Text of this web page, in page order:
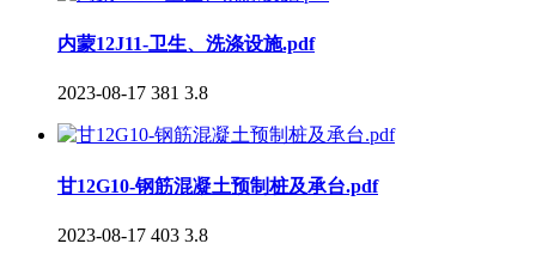
内蒙12J11-卫生、洗涤设施.pdf
2023-08-17 381 3.8
甘12G10-钢筋混凝土预制桩及承台.pdf
2023-08-17 403 3.8